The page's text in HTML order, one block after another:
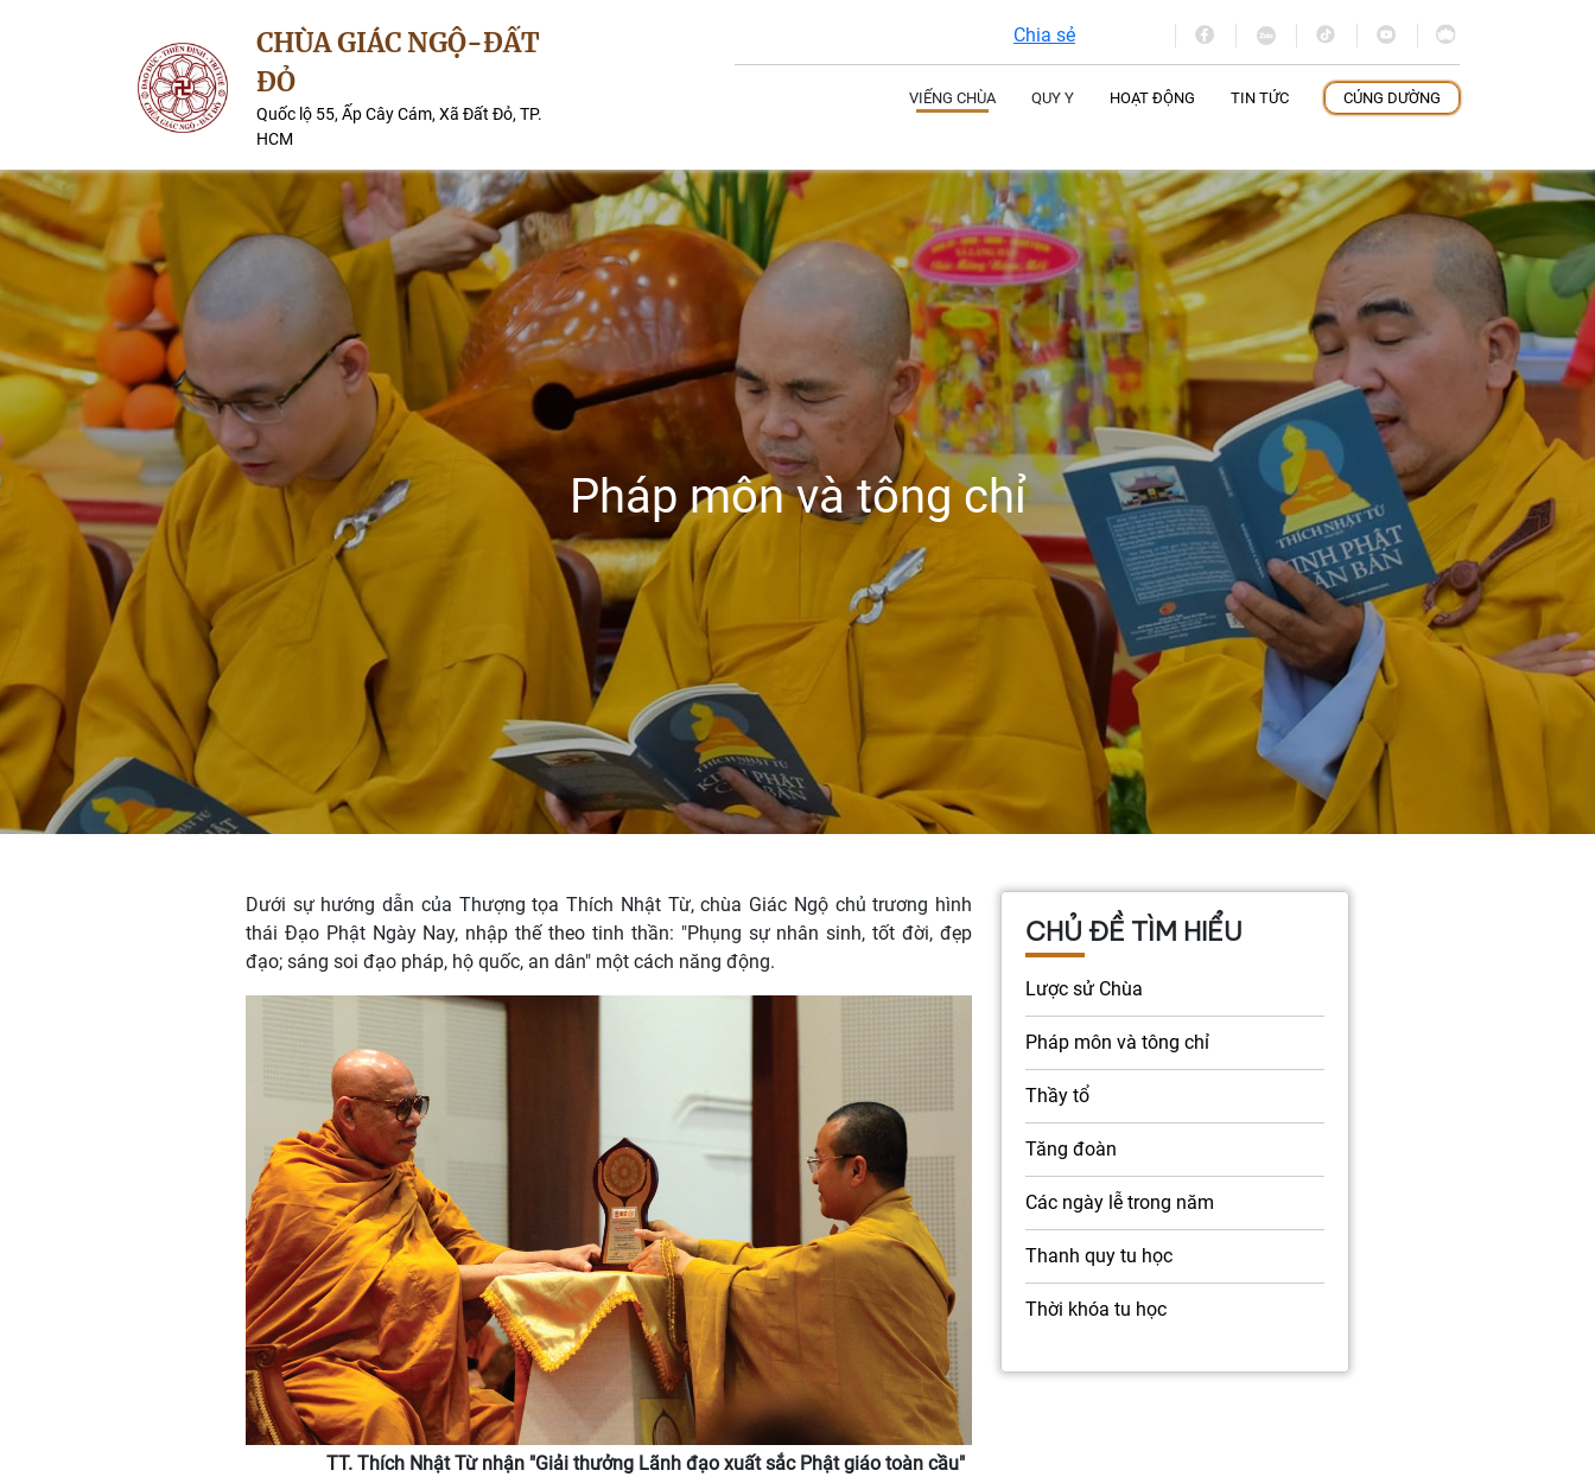
CHÙA GIÁC NGỘ-ĐẤT
ĐỎ
Quốc lộ 55, Ấp Cây Cám, Xã Đất Đỏ, TP.
HCM
Chia sẻ
VIẾNG CHÙA QUY Y HOẠT ĐỘNG TIN TỨC CÚNG DƯỜNG
Pháp môn và tông chỉ
Dưới sự hướng dẫn của Thượng tọa Thích Nhật Từ, chùa Giác Ngộ chủ trương hình
thái Đạo Phật Ngày Nay, nhập thế theo tinh thần: "Phụng sự nhân sinh, tốt đời, đẹp
đạo; sáng soi đạo pháp, hộ quốc, an dân" một cách năng động.
TT. Thích Nhật Từ nhận "Giải thưởng Lãnh đạo xuất sắc Phật giáo toàn cầu"
CHỦ ĐỀ TÌM HIỂU
Lược sử Chùa
Pháp môn và tông chỉ
Thầy tổ
Tăng đoàn
Các ngày lễ trong năm
Thanh quy tu học
Thời khóa tu học